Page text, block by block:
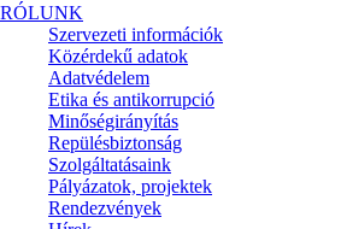
RÓLUNK
Szervezeti információk
Közérdekű adatok
Adatvédelem
Etika és antikorrupció
Minőségirányítás
Repülésbiztonság
Szolgáltatásaink
Pályázatok, projektek
Rendezvények